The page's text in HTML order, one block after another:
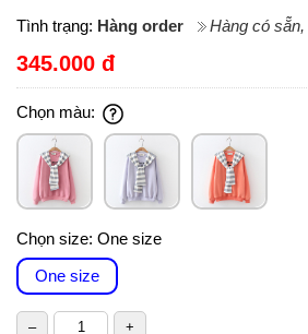
Tình trạng: Hàng order Hàng có
345.000 đ
Chọn màu:
Chọn size: One size
One size